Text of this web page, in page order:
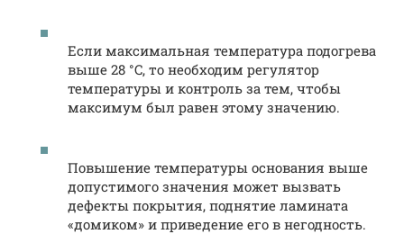
Если максимальная температура подогрева
выше 28 °C, то необходим регулятор
температуры и контроль за тем, чтобы
максимум был равен этому значению.
Повышение температуры основания выше
допустимого значения может вызвать
дефекты покрытия, поднятие ламината
«домиком» и приведение его в негодность.